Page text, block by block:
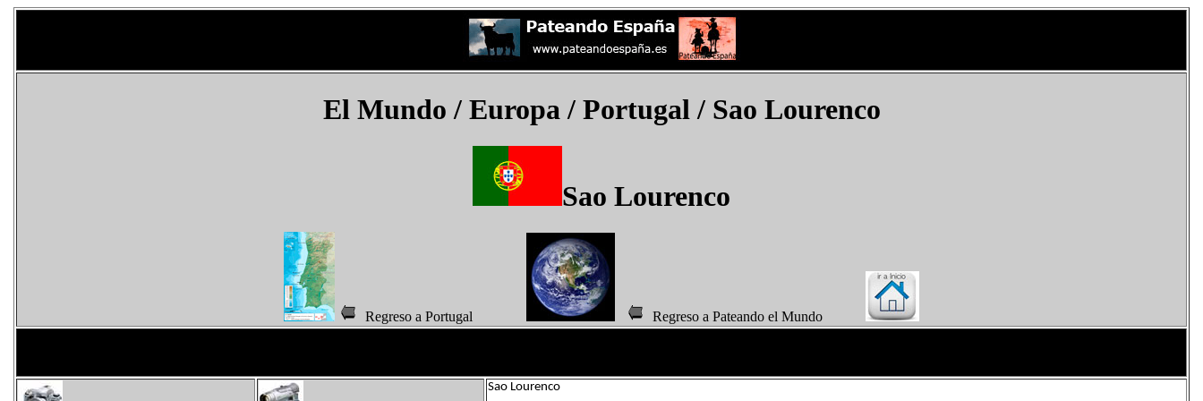
El Mundo/ Europa / Portugal / Sao Lourenco
Sao Lourenco
Regreso a Portugal Regreso a Pateando el Mundo
Sao Lourenco